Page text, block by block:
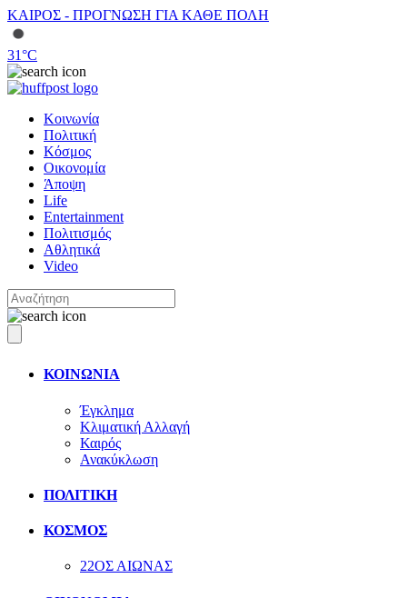
ΚΑΙΡΟΣ - ΠΡΟΓΝΩΣΗ ΓΙΑ ΚΑΘΕ ΠΟΛΗ
31°C
Κοινωνία
Πολιτική
Κόσμος
Οικονομία
Άποψη
Life
Entertainment
Πολιτισμός
Αθλητικά
Video
ΚΟΙΝΩΝΙΑ
Έγκλημα
Κλιματική Αλλαγή
Καιρός
Ανακύκλωση
ΠΟΛΙΤΙΚΗ
ΚΟΣΜΟΣ
22ΟΣ ΑΙΩΝΑΣ